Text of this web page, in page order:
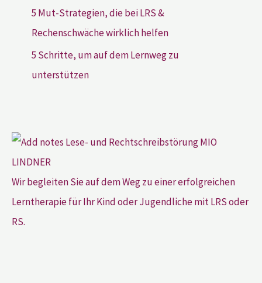
5 Mut-Strategien, die bei LRS &
Rechenschwäche wirklich helfen
5 Schritte, um auf dem Lernweg zu
unterstützen
Wir begleiten Sie auf dem Weg zu einer erfolgreichen
Lerntherapie für Ihr Kind oder Jugendliche mit LRS oder
RS.